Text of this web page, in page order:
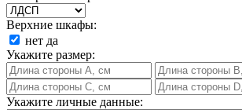
Верхние шкафы:
нет да
Укажите размер:
Укажите личные данные: